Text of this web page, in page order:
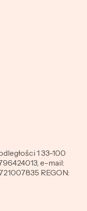
1 33-100
e-mail:
REGON: